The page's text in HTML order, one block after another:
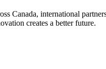
Canada, international
creates a better future.